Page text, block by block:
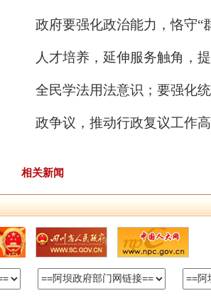
政府要强化政治能力，恪守“
人才培养，延伸服务触角，
全民学法用法意识；要强化
政争议，推动行政复议工作高
相关新闻